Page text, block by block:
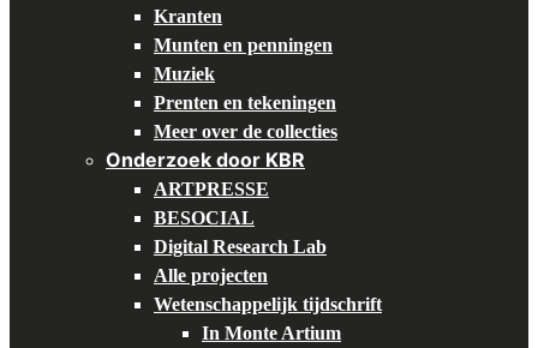
Kranten
Munten en penningen
Muziek
Prenten en tekeningen
Meer over de collecties
Onderzoek door KBR
ARTPRESSE
BESOCIAL
Digital Research Lab
Alle projecten
Wetenschappelijk tijdschrift
In Monte Artium